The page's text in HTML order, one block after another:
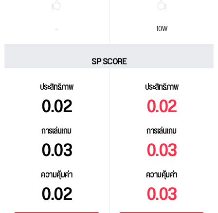
- 10W
SP SCORE
ประสิทธิภาพ
0.02
การเล่นเกม
0.03
ความคุ้มค่า
0.02
ประสิทธิภาพ
0.02
การเล่นเกม
0.03
ความคุ้มค่า
0.03